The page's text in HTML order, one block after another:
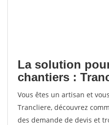
La solution
chantiers :
Vous êtes un artisan et
Trancliere, découvrez
des demande de devis et